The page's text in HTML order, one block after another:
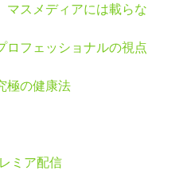
マスメディアには載らな
ロフェッショナルの視点
極の健康法
ミア配信